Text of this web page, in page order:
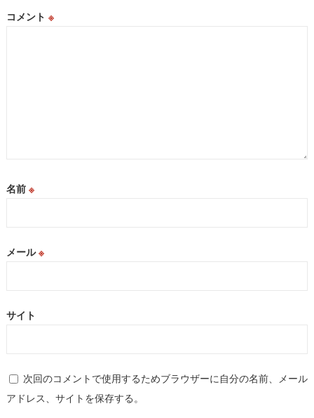
コメント ※
名前 ※
メール※
サイト
次回のコメントで使用するためブラウザーに自分の名前、メール
アドレス、サイトを保存する。